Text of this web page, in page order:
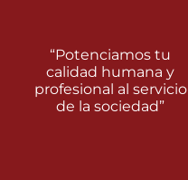
“Potenciamos tu
calidad humana y
profesional al servicio
de la sociedad”